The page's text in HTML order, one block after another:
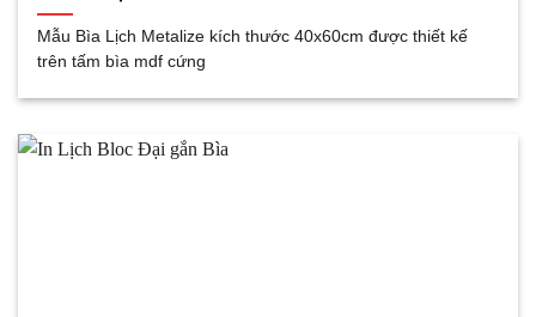
Mẫu Bìa Lịch Metalize kích thước 40x60cm được thiết kế
trên tấm bìa mdf cứng